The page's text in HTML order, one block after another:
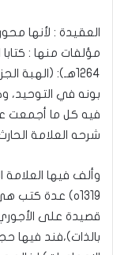
العقيدة : لأنها
1264هـ):
بونه في التوحيد،
فيه كل ما أجمعت
شرحه العلامة
1319ه) عدة
قصيدة على
بالذات)،فند فيها